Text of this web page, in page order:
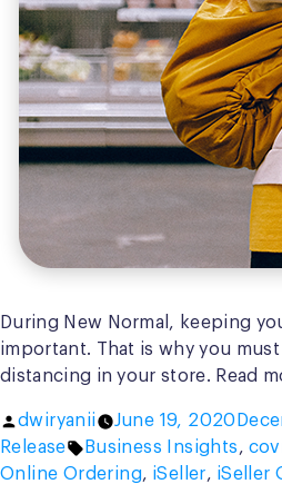
During New Normal, keeping
important. That is why you
distancing in your store. Read
Posted
by
dwiryanii June 19, 2020
Release
Tags:
Business Insights,
Online Ordering, iSeller, iSeller